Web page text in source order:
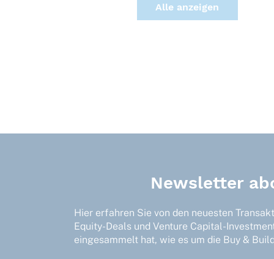
Alle anzei­gen
Newsletter
Hier erfahren Sie von den neuesten
Equity-Deals und Venture Capital-
eingesammelt hat, wie es um die Buy &